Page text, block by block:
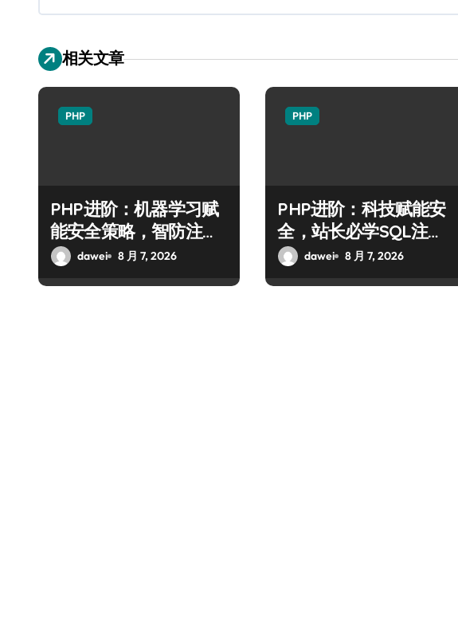
相关文章
PHP
PHP进阶：机器学习赋
能安全策略，智防注入
攻克后端性能瓶颈
dawei 8 月 7, 2026
PHP
PHP进阶：科技赋能安
全，站长必学SQL注入
防御全攻略
dawei 8 月 7, 2026